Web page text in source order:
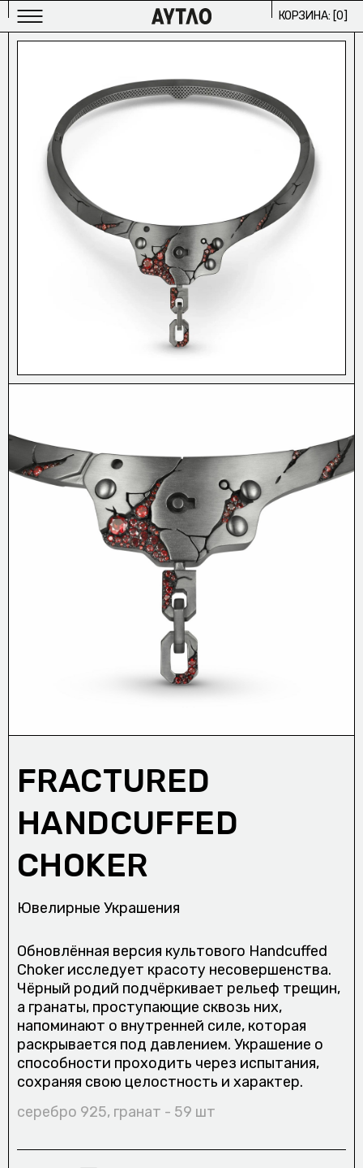
МУЖСКОЕ
ИЗБРАННОЕ/
ЖЕНСКОЕ
ПРОЕКТЫ
СТУДИИ OUTLAW MOSCOW/
О КОМПАНИИ/
БУДЕМ НА
СВЯЗИ?
ПОЛИТИКА
Фейсбук
© Аутло, 2026
КОРЗИНА: [0]
FRACTURED
HANDCUFFED
CHOKER
Ювелирные Украшения
Обновлённая версия культового Handcuffed
Choker исследует красоту несовершенства.
Чёрный родий подчёркивает рельеф трещин,
а гранаты, проступающие сквозь них,
напоминают о внутренней силе, которая
раскрывается под давлением. Украшение о
способности проходить через испытания,
сохраняя свою целостность и характер.
серебро 925, гранат - 59 шт